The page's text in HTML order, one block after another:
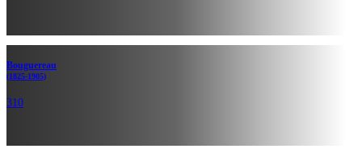
Bouguereau
(1825-1905)
310